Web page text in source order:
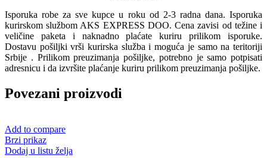
Isporuka robe za sve kupce u roku od 2-3 radna dana. Isporuka
kurirskom službom AKS EXPRESS DOO. Cena zavisi od težine i
veličine paketa i naknadno plaćate kuriru prilikom isporuke.
Dostavu pošiljki vrši kurirska služba i moguća je samo na teritoriji
Srbije . Prilikom preuzimanja pošiljke, potrebno je samo potpisati
adresnicu i da izvršite plaćanje kuriru prilikom preuzimanja pošiljke.
Povezani proizvodi
Add to compare
Brzi prikaz
Dodaj u listu želja